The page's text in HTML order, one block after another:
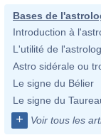
Bases de
Introduction à
L'utilité de
Astro sidérale ou
Le signe du Bélier
Le signe du
+ Voir tous les